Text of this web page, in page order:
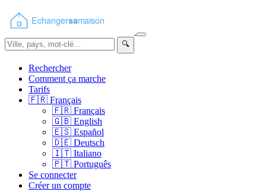
🔍
Rechercher
Comment ça marche
Tarifs
🇫🇷 Français
🇫🇷 Français
🇬🇧 English
🇪🇸 Español
🇩🇪 Deutsch
🇮🇹 Italiano
🇵🇹 Português
Se connecter
Créer un compte